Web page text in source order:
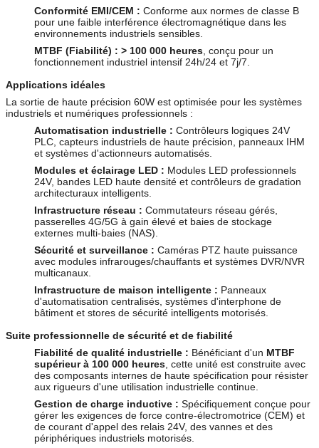
Conformité EMI/CEM : Conforme aux normes de classe B
pour une faible interférence électromagnétique dans les
environnements industriels sensibles.
MTBF (Fiabilité) : > 100 000 heures , conçu pour un
fonctionnement industriel intensif 24h/24 et 7j/7.
Applications idéales
La sortie de haute précision 60W est optimisée pour les systèmes
industriels et numériques professionnels :
Automatisation industrielle : Contrôleurs logiques 24V
PLC, capteurs industriels de haute précision, panneaux IHM
et systèmes d'actionneurs automatisés.
Modules et éclairage LED : Modules LED professionnels
24V, bandes LED haute densité et contrôleurs de gradation
architecturaux intelligents.
Infrastructure réseau : Commutateurs réseau gérés,
passerelles 4G/5G à gain élevé et baies de stockage
externes multi-baies (NAS).
Sécurité et surveillance : Caméras PTZ haute puissance
avec modules infrarouges/chauffants et systèmes DVR/NVR
multicanaux.
Infrastructure de maison intelligente : Panneaux
d'automatisation centralisés, systèmes d'interphone de
bâtiment et stores de sécurité intelligents motorisés.
Suite professionnelle de sécurité et de fiabilité
Fiabilité de qualité industrielle : Bénéficiant d'un MTBF
supérieur à 100 000 heures , cette unité est construite avec
des composants internes de haute spécification pour résister
aux rigueurs d'une utilisation industrielle continue.
Gestion de charge inductive : Spécifiquement conçue pour
gérer les exigences de force contre-électromotrice (CEM) et
de courant d'appel des relais 24V, des vannes et des
périphériques industriels motorisés.